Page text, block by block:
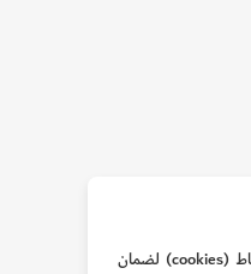
يستخدم هذا الموقع ملفات تعريف الارتباط (cookies) لضمان